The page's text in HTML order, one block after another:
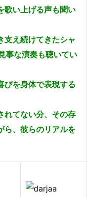
歌い上げる声も聞い
支え続けてきたシャ
事な演奏も聴いてい
びを身体で表現する
れてない分、その存
ら、彼らのリアルを